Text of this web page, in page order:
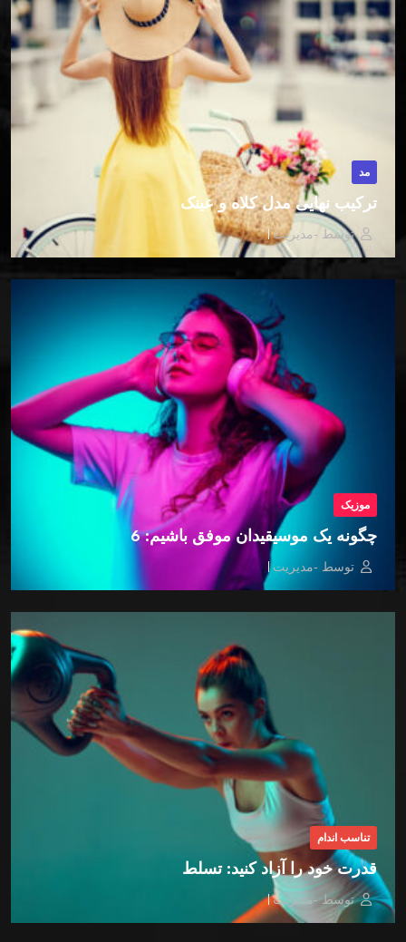
مد
ترکیب نهایی مدل کلاه و عینک
توسط -مدیریت
موزیک
چگونه یک موسیقیدان موفق باشیم: 6
توسط -مدیریت
تناسب اندام
قدرت خود را آزاد کنید: تسلط
توسط -مدیریت